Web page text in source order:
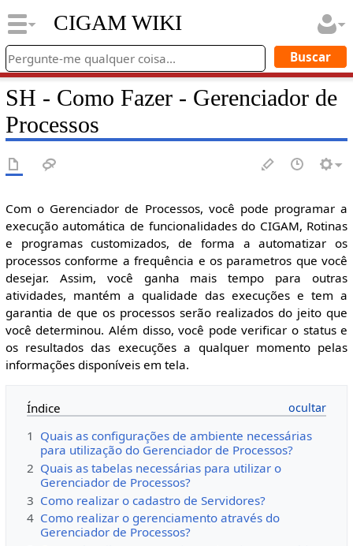
CIGAM WIKI
SH - Como Fazer - Gerenciador de
Processos
Com o Gerenciador de Processos, você pode programar a
execução automática de funcionalidades do CIGAM, Rotinas
e programas customizados, de forma a automatizar os
processos conforme a frequência e os parametros que você
desejar. Assim, você ganha mais tempo para outras
atividades, mantém a qualidade das execuções e tem a
garantia de que os processos serão realizados do jeito que
você determinou. Além disso, você pode verificar o status e
os resultados das execuções a qualquer momento pelas
informações disponíveis em tela.
Índice
1 Quais as configurações de ambiente necessárias
para utilização do Gerenciador de Processos?
2 Quais as tabelas necessárias para utilizar o
Gerenciador de Processos?
3 Como realizar o cadastro de Servidores?
4 Como realizar o gerenciamento através do
Gerenciador de Processos?